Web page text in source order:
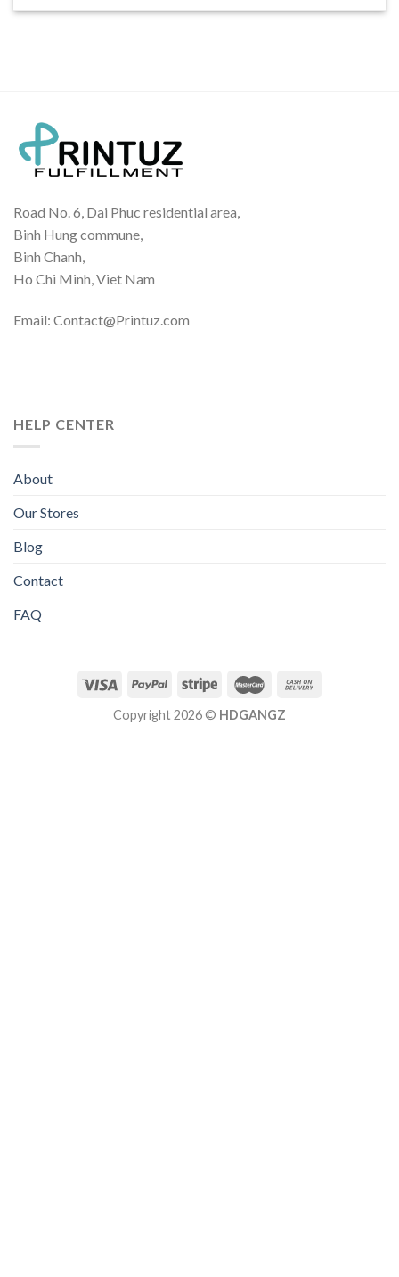
Road No. 6, Dai Phuc residential area,
Binh Hung commune,
Binh Chanh,
Ho Chi Minh, Viet Nam
Email: Contact@Printuz.com
HELP CENTER
About
Our Stores
Blog
Contact
FAQ
Copyright 2026 © HDGANGZ